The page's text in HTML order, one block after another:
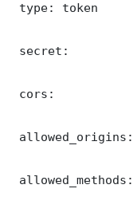
type: token
secret:
cors: